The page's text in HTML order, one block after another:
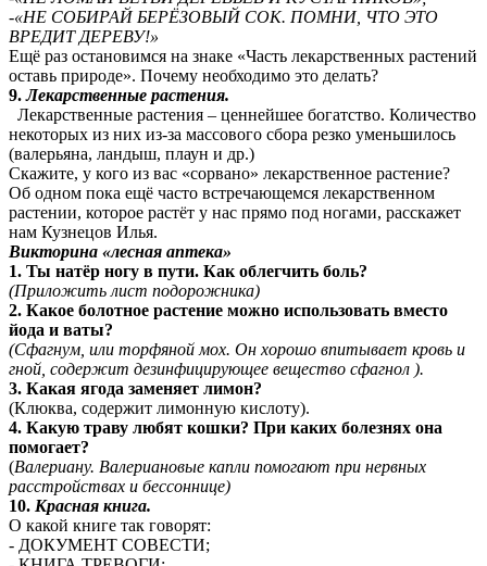
-«НЕ СОБИРАЙ БЕРЁЗОВЫЙ СОК. ПОМНИ, ЧТО ЭТО
ВРЕДИТ ДЕРЕВУ!»
Ещё раз остановимся на знаке «Часть лекарственных растений
оставь природе». Почему необходимо это делать?
9.Лекарственные растения.
Лекарственные растения – ценнейшее богатство. Количество
некоторых из них из-за массового сбора резко уменьшилось
(валерьяна, ландыш, плаун и др.)
Скажите, у кого из вас «сорвано» лекарственное растение?
Об одном пока ещё часто встречающемся лекарственном
растении, которое растёт у нас прямо под ногами, расскажет
нам Кузнецов Илья.
Викторина «лесная аптека»
1. Ты натёр ногу в пути. Как облегчить боль?
(Приложить лист подорожника)
2. Какое болотное растение можно использовать вместо
йода и ваты?
(Сфагнум, или торфяной мох. Он хорошо впитывает кровь и
гной, содержит дезинфицирующее вещество сфагнол ).
3. Какая ягода заменяет лимон?
(Клюква, содержит лимонную кислоту).
4. Какую траву любят кошки? При каких болезнях она
помогает?
(Валериану. Валериановые капли помогают при нервных
расстройствах и бессоннице)
10. Красная книга.
О какой книге так говорят:
- ДОКУМЕНТ СОВЕСТИ;